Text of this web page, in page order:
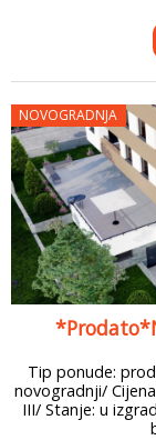
NOVOGRADNJA
Tip ponude:
novogradnji/
III/ Stanje: u